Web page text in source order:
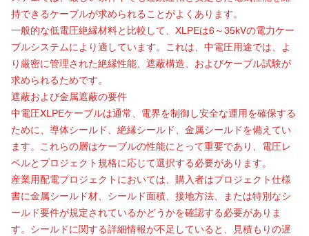
持できるケーブルが求められることがよくあります。
一般的な低電圧絶縁材料と比較して、XLPEは6～35kVの電力ケー
ブルシステムにより適しています。これは、中電圧用途では、よ
り厳密に管理された絶縁性能、遮蔽構造、およびケーブル試験が
求められるためです。
遮蔽および金属遮蔽の要件
中電圧XLPEケーブルは通常、電界を制御し安全な運用を確保する
ために、導体シールド、絶縁シールド、金属シールドを備えてい
ます。これらの層はケーブルの性能にとって重要であり、電圧レ
ベルとプロジェクト規格に応じて選択する必要があります。
産業用配電プロジェクトにおいては、購入者はプロジェクト仕様
書に金属シールド材、シールド面積、接地方法、または特別なシ
ールド要件が規定されているかどうかを確認する必要がありま
す。シールドに関する詳細情報が不足していると、見積もりの​​遅